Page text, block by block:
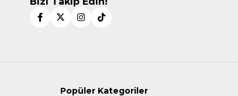
Popüler Kategoriler